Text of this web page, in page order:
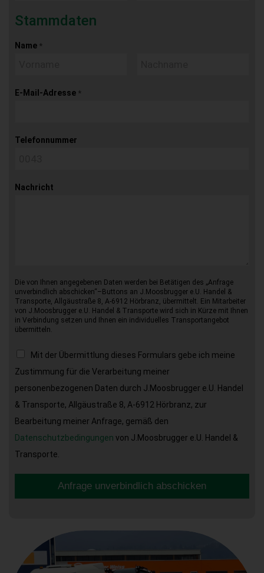
Stammdaten
Name *
E-Mail-Adresse *
Telefonnummer
Nachricht
Die von Ihnen angegebenen Daten werden bei Betätigen des „Anfrage
unverbindlich abschicken“–Buttons an J.Moosbrugger e.U. Handel &
Transporte, Allgäustraße 8, A-6912 Hörbranz, übermittelt. Ein Mitarbeiter
von J.Moosbrugger e.U. Handel & Transporte wird sich in Kürze mit Ihnen
in Verbindung setzen und Ihnen ein individuelles Transportangebot
übermitteln.
Mit der Übermittlung dieses Formulars gebe ich meine
Zustimmung für die Verarbeitung meiner
personenbezogenen Daten durch J.Moosbrugger e.U. Handel
& Transporte, Allgäustraße 8, A-6912 Hörbranz, zur
Bearbeitung meiner Anfrage, gemäß den
Datenschutzbedingungen von J.Moosbrugger e.U. Handel &
Transporte.
Anfrage unverbindlich abschicken